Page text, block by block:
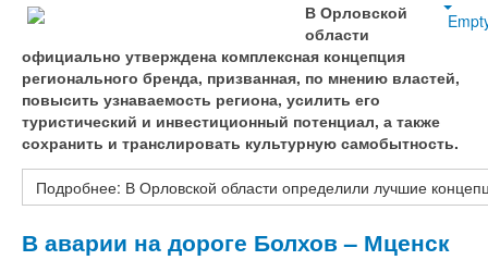
В Орловской
области
официально утверждена комплексная концепция
регионального бренда, призванная, по мнению властей,
повысить узнаваемость региона, усилить его
туристический и инвестиционный потенциал, а также
сохранить и транслировать культурную самобытность.
Подробнее: В Орловской области определили лучшие
В аварии на дороге Болхов – Мценск